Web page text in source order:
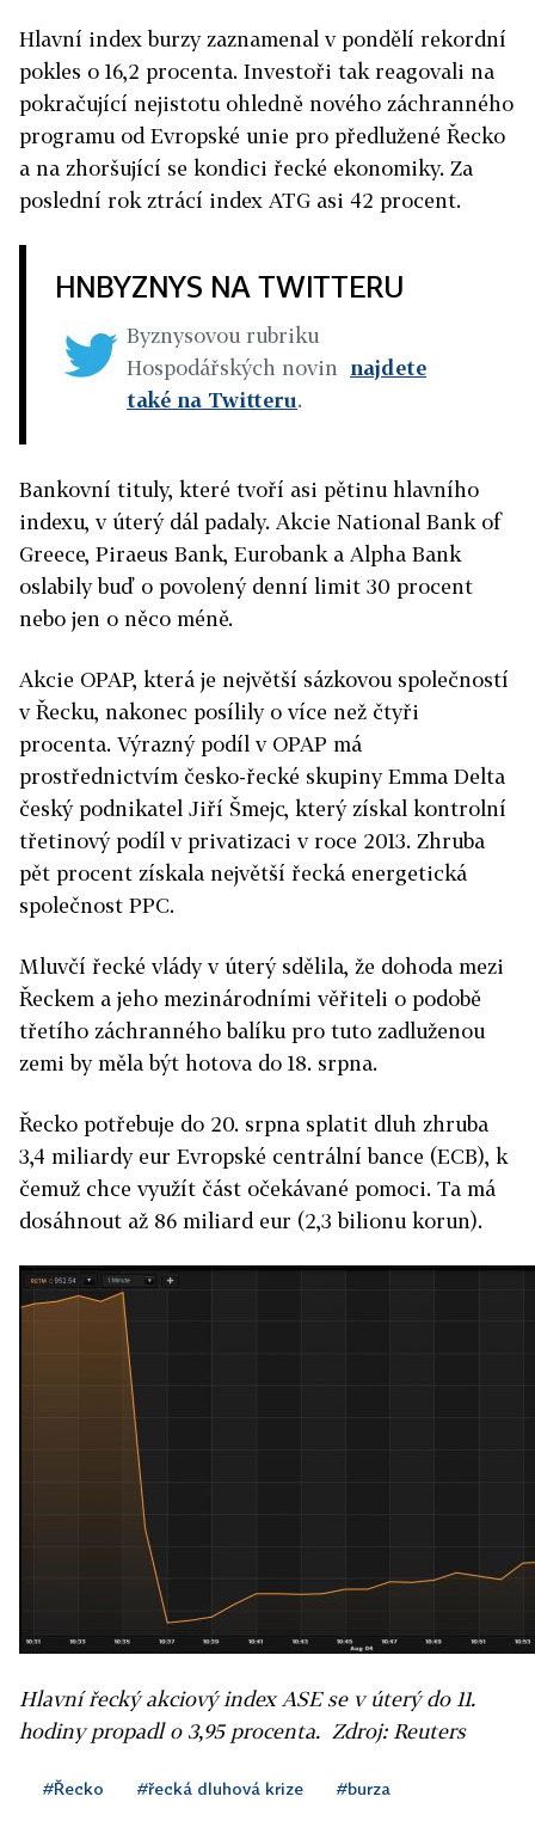
Hlavní index burzy zaznamenal v pondělí rekordní
pokles o 16,2 procenta. Investoři tak reagovali na
pokračující nejistotu ohledně nového záchranného
programu od Evropské unie pro předlužené Řecko
a na zhoršující se kondici řecké ekonomiky. Za
poslední rok ztrácí index ATG asi 42 procent.
HNBYZNYS NA TWITTERU
Byznysovou rubriku
Hospodářských novin najdete
také na Twitteru.
Bankovní tituly, které tvoří asi pětinu hlavního
indexu, v úterý dál padaly. Akcie National Bank of
Greece, Piraeus Bank, Eurobank a Alpha Bank
oslabily buď o povolený denní limit 30 procent
nebo jen o něco méně.
Akcie OPAP, která je největší sázkovou společností
v Řecku, nakonec posílily o více než čtyři
procenta. Výrazný podíl v OPAP má
prostřednictvím česko-řecké skupiny Emma Delta
český podnikatel Jiří Šmejc, který získal kontrolní
třetinový podíl v privatizaci v roce 2013. Zhruba
pět procent získala největší řecká energetická
společnost PPC.
Mluvčí řecké vlády v úterý sdělila, že dohoda mezi
Řeckem a jeho mezinárodními věřiteli o podobě
třetího záchranného balíku pro tuto zadluženou
zemi by měla být hotova do 18. srpna.
Řecko potřebuje do 20. srpna splatit dluh zhruba
3,4 miliardy eur Evropské centrální bance (ECB), k
čemuž chce využít část očekávané pomoci. Ta má
dosáhnout až 86 miliard eur (2,3 bilionu korun).
Hlavní řecký akciový index ASE se v úterý do 11.
hodiny propadl o 3,95 procenta. Zdroj: Reuters
#Řecko #řecká dluhová krize #burza